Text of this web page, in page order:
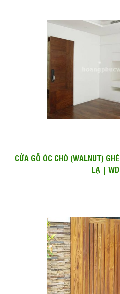
CỬA GỖ ÓC CHÓ (WALNUT)
LẠ |